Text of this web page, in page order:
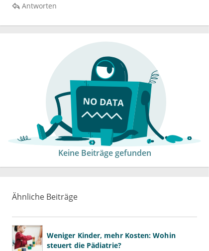
Antworten
Keine Beiträge gefunden
Ähnliche Beiträge
Weniger Kinder, mehr Kosten: Wohin
steuert die Pädiatrie?